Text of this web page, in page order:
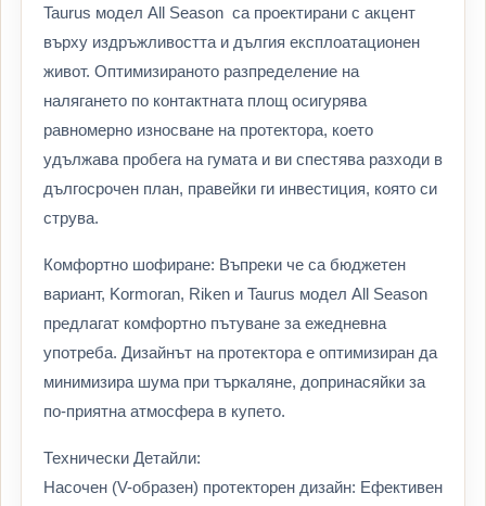
Taurus модел All Season са проектирани с акцент
върху издръжливостта и дългия експлоатационен
живот. Оптимизираното разпределение на
налягането по контактната площ осигурява
равномерно износване на протектора, което
удължава пробега на гумата и ви спестява разходи в
дългосрочен план, правейки ги инвестиция, която си
струва.
Комфортно шофиране: Въпреки че са бюджетен
вариант, Kormoran, Riken и Taurus модел All Season
предлагат комфортно пътуване за ежедневна
употреба. Дизайнът на протектора е оптимизиран да
минимизира шума при търкаляне, допринасяйки за
по-приятна атмосфера в купето.
Технически Детайли:
Насочен (V-образен) протекторен дизайн: Ефективен